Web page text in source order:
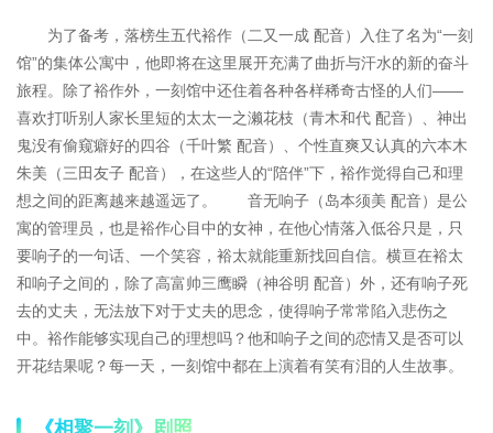
为了备考，落榜生五代裕作（二又一成 配音）入住了名为“一刻
馆”的集体公寓中，他即将在这里展开充满了曲折与汗水的新的奋斗
旅程。除了裕作外，一刻馆中还住着各种各样稀奇古怪的人们——
喜欢打听别人家长里短的太太一之濑花枝（青木和代 配音）、神出
鬼没有偷窥癖好的四谷（千叶繁 配音）、个性直爽又认真的六本木
朱美（三田友子 配音），在这些人的“陪伴”下，裕作觉得自己和理
想之间的距离越来越遥远了。 音无响子（岛本须美 配音）是公
寓的管理员，也是裕作心目中的女神，在他心情落入低谷只是，只
要响子的一句话、一个笑容，裕太就能重新找回自信。横亘在裕太
和响子之间的，除了高富帅三鹰瞬（神谷明 配音）外，还有响子死
去的丈夫，无法放下对于丈夫的思念，使得响子常常陷入悲伤之
中。裕作能够实现自己的理想吗？他和响子之间的恋情又是否可以
开花结果呢？每一天，一刻馆中都在上演着有笑有泪的人生故事。
《相聚一刻》剧照